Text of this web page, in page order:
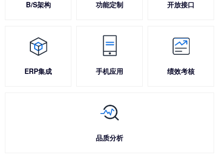
B/S架构 功能定制 开放接口
ERP集成 手机应用 绩效考核
品质分析